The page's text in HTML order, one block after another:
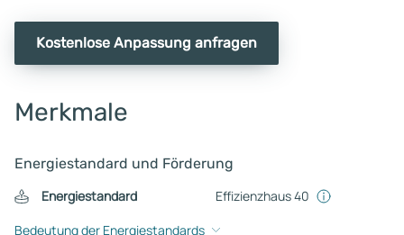
Kostenlose Anpassung anfragen
Merkmale
Energiestandard und Förderung
Energiestandard
Effizienzhaus 40
Bedeutung der Energiestandards